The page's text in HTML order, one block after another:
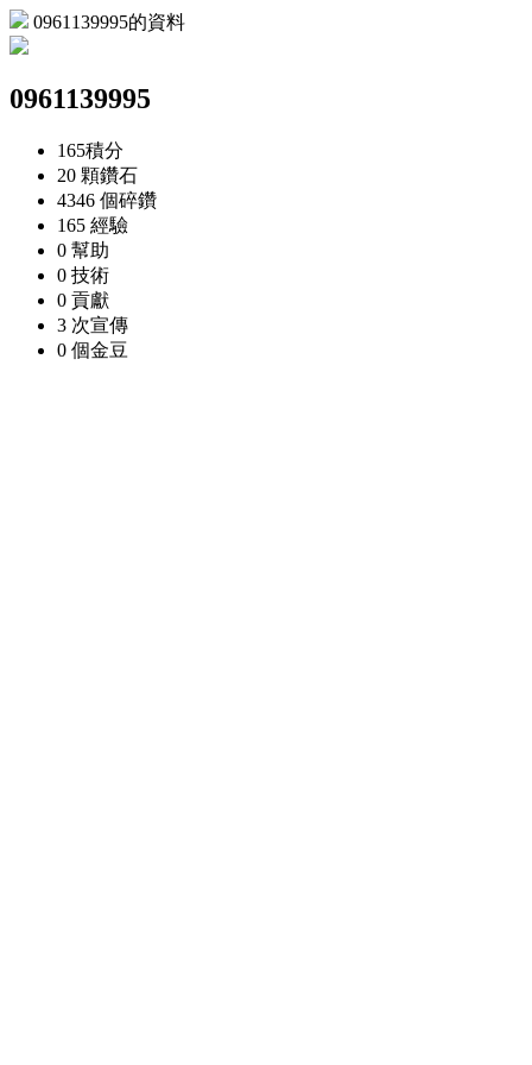
0961139995的資料
0961139995
165積分
20 顆鑽石
4346 個碎鑽
165 經驗
0 幫助
0 技術
0 貢獻
3 次宣傳
0 個金豆